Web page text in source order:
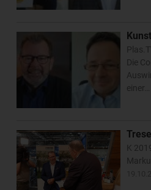
Die
einer…
K